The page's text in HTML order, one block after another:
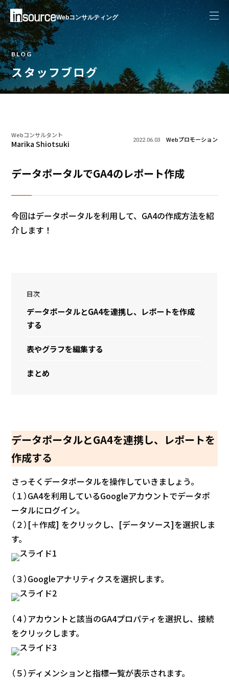
Webコンサルティング
BLOG
スタッフブログ
Webコンサルタント
Marika Shiotsuki 2022.06.03 Webプロモーション
データポータルでGA4のレポート作成
今回はデータポータルを利用して、GA4の作成方法を紹
介します！
目次
データポータルとGA4を連携し、レポートを作成
する
表やグラフを編集する
まとめ
データポータルとGA4を連携し、レポートを
作成する
さっそくデータポータルを操作していきましょう。
（１）GA4を利用しているGoogleアカウントでデータポ
ータルにログイン。
（２）[＋作成] をクリックし、[データソース]を選択しま
す。
（３）Googleアナリティクスを選択します。
（４）アカウントと該当のGA4プロパティを選択し、接続
をクリックします。
（５）ディメンションと指標一覧が表示されます。